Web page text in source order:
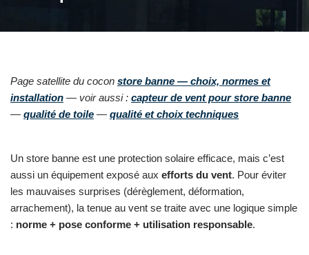
Page satellite du cocon store banne — choix, normes et
installation — voir aussi : capteur de vent pour store banne
— qualité de toile — qualité et choix techniques
Un store banne est une protection solaire efficace, mais c’est
aussi un équipement exposé aux efforts du vent. Pour éviter
les mauvaises surprises (dérèglement, déformation,
arrachement), la tenue au vent se traite avec une logique simple
: norme + pose conforme + utilisation responsable.